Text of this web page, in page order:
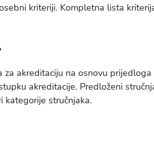
kriteriji. Kompletna lista
akreditaciju na osnovu
akreditacije. Predloženi
kategorije stručnjaka.